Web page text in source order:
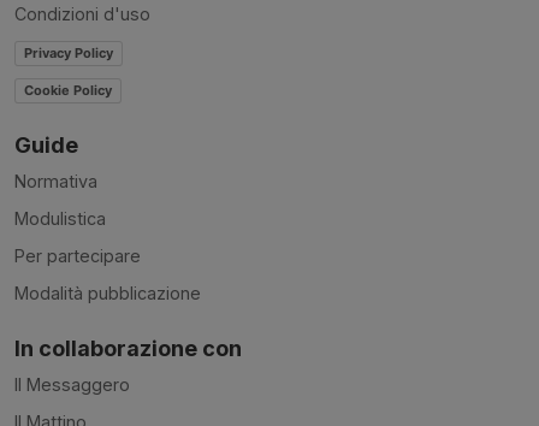
Condizioni d'uso
Privacy Policy
Cookie Policy
Guide
Normativa
Modulistica
Per partecipare
Modalità pubblicazione
In collaborazione con
Il Messaggero